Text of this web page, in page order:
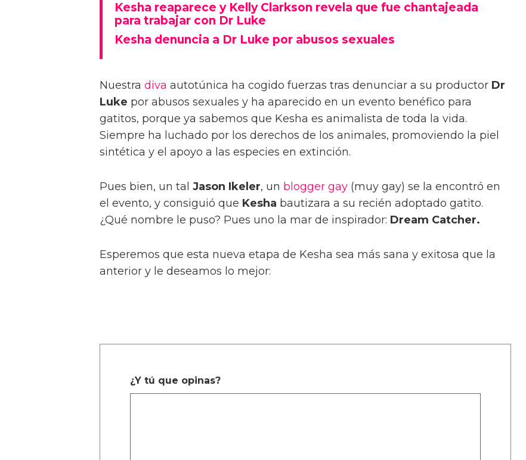
Kesha reaparece y Kelly Clarkson revela que fue chantajeada
para trabajar con Dr Luke
Kesha denuncia a Dr Luke por abusos sexuales
Nuestra diva autotúnica ha cogido fuerzas tras denunciar a su productor Dr
Luke por abusos sexuales y ha aparecido en un evento benéfico para
gatitos, porque ya sabemos que Kesha es animalista de toda la vida.
Siempre ha luchado por los derechos de los animales, promoviendo la piel
sintética y el apoyo a las especies en extinción.
Pues bien, un tal Jason Ikeler, un blogger gay (muy gay) se la encontró en
el evento, y consiguió que Kesha bautizara a su recién adoptado gatito.
¿Qué nombre le puso? Pues uno la mar de inspirador: Dream Catcher.
Esperemos que esta nueva etapa de Kesha sea más sana y exitosa que la
anterior y le deseamos lo mejor:
¿Y tú que opinas?